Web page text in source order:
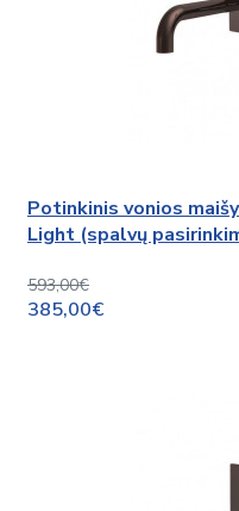
Potinkinis vonios
Light (spalvų
593,00€
385,00€